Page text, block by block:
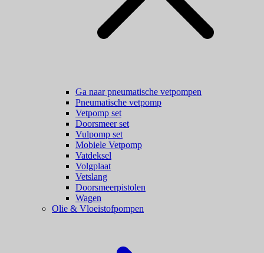
Ga naar pneumatische vetpompen
Pneumatische vetpomp
Vetpomp set
Doorsmeer set
Vulpomp set
Mobiele Vetpomp
Vatdeksel
Volgplaat
Vetslang
Doorsmeerpistolen
Wagen
Olie & Vloeistofpompen